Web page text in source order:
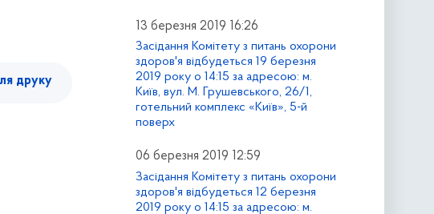
друку
13 березня 2019 16:26
Засідання Комітету з питань охорони
здоров'я відбудеться 19 березня
2019 року о 14:15 за адресою: м.
Київ, вул. М. Грушевського, 26/1,
готельний комплекс «Київ», 5-й
поверх
06 березня 2019 12:59
Засідання Комітету з питань охорони
здоров'я відбудеться 12 березня
2019 року о 14:15 за адресою: м.